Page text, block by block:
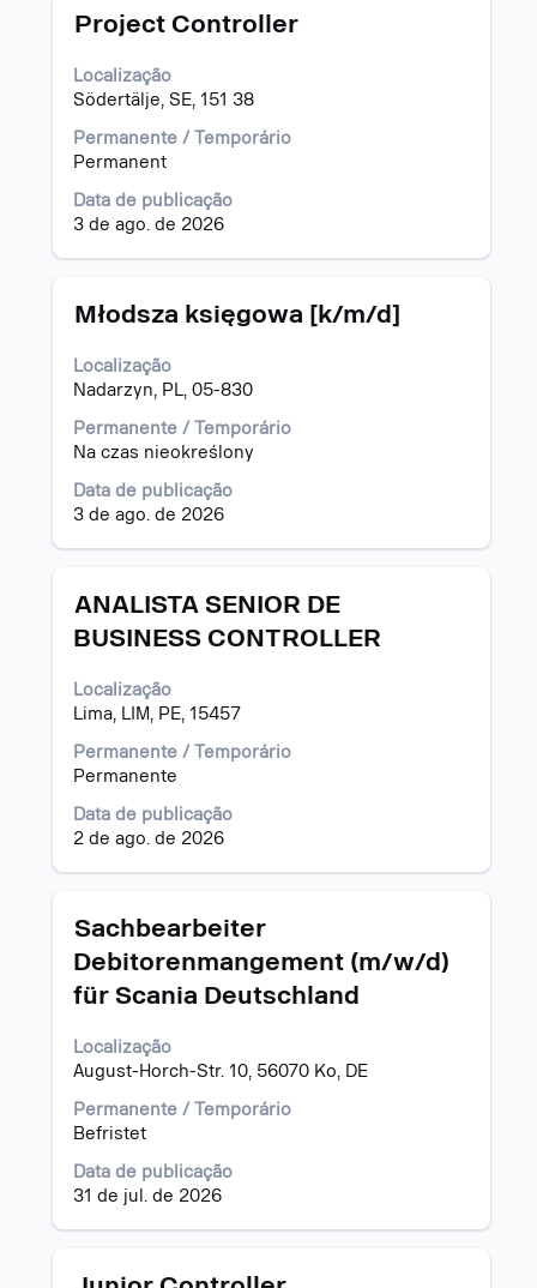
as
informações
dela.
Título
Project Controller
Localização
Södertälje, SE, 151 38
Permanente / Temporário
Permanent
Data de publicação
3 de ago. de 2026
Selecione
vaga
com
barra
de
pressionada
para
visualizar
as
informações
dela.
Título
Młodsza księgowa [k/m/d]
Localização
Nadarzyn, PL, 05-830
Permanente / Temporário
Na czas nieokreślony
Data de publicação
3 de ago. de 2026
Selecione
vaga
com
barra
de
pressionada
para
visualizar
as
informações
dela.
Título
ANALISTA SENIOR DE
BUSINESS CONTROLLER
Localização
Lima, LIM, PE, 15457
Permanente / Temporário
Permanente
Data de publicação
2 de ago. de 2026
Selecione
vaga
a
barra
de
espaço
para
visualizar
dela.
Título
Sachbearbeiter
Debitorenmangement (m/w/d)
für Scania Deutschland
Localização
August-Horch-Str. 10, 56070 Ko, DE
Permanente / Temporário
Befristet
Data de publicação
31 de jul. de 2026
Selecione
vaga
com
barra
de
pressionada
para
visualizar
todas
informações
Título
Selecione